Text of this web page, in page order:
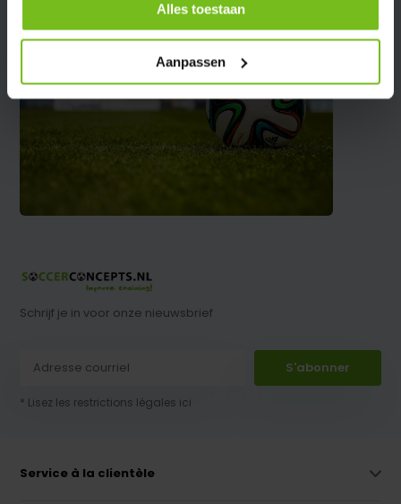
Alles toestaan
Aanpassen
Schrijf je in voor onze nieuwsbrief
S'abonner
* Lisez les restrictions légales ici
Service à la clientèle